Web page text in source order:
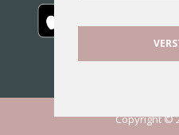
Copyright ©